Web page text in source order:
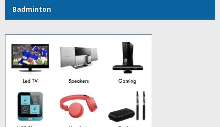
Badminton